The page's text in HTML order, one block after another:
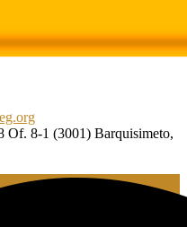
Of. 8-1 (3001) Barquisimeto,